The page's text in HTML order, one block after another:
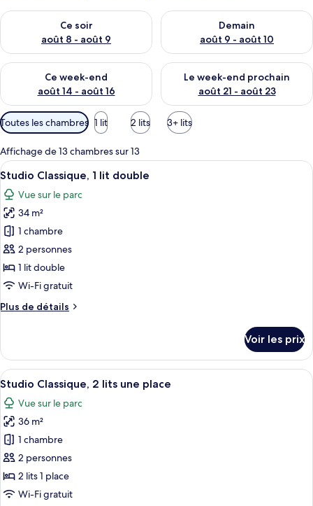
Ce soir
août 8 - août 9
Vérifier la disponibilité pour ce soir août 8 - août 9
Demain
août 9 - août 10
Vérifier la disponibilité pour
Ce week-end
août 14 - août 16
Vérifier la disponibilité pour ce week-end août 14 - août 16
Le week-end prochain
août 21 - août 23
Vérifier la disponibilité pour
Filtres
disponibles
pour
les
chambres
Toutes les chambres 1 lit 2 lits 3+ lits
Affichage de 13 chambres sur 13
Afficher
toutes
les
photos
pour
ce
type
de
chambre :
Studio
lit
double
Une pièce moderne et bien
7
Studio Classique, 1 lit double
Vue sur le parc
34 m²
1 chambre
2 personnes
1 lit double
Wi-Fi gratuit
Plus de détails
Plus
le
type
de
chambre
Studio
Classique,
lit
double
Voir les prix
Afficher
toutes
les
photos
pour
ce
type
de
Une chambre d’hôtel avec un lit, un
5
Studio Classique, 2 lits une place
Vue sur le parc
36 m²
1 chambre
2 personnes
2 lits 1 place
Wi-Fi gratuit